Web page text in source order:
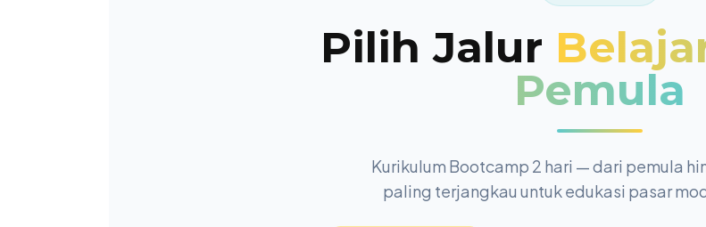
Pilih Jalur
Pemula
Kurikulum Bootcamp 2 hari — dari pemula
paling terjangkau untuk edukasi pasar